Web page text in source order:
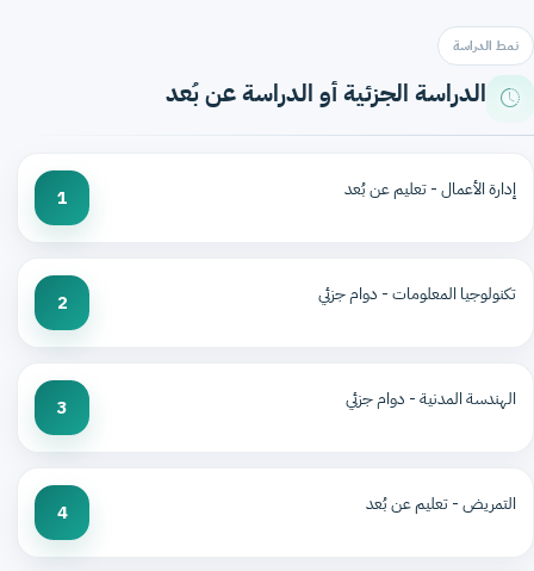
نمط الدراسة
الدراسة الجزئية أو الدراسة عن بُعد
إدارة الأعمال - تعليم عن بُعد 1
تكنولوجيا المعلومات - دوام جزئي 2
الهندسة المدنية - دوام جزئي 3
التمريض - تعليم عن بُعد 4